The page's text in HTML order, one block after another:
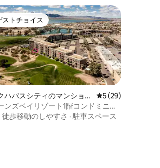
評のゲストチョイスです。
ストチョイス
ハバスシティのマンショ
パート
レビュー29件、5
5 (29)
ンズベイリゾート1階コンドミニア
徒歩移動のしやすさ ·駐車スペース